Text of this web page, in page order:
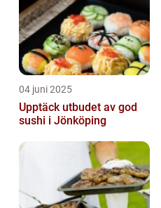
04 juni 2025
Upptäck utbudet av god
sushi i Jönköping